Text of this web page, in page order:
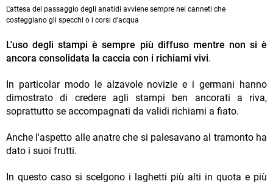
L'attesa del passaggio degli anatidi avviene sempre nei canneti che
costeggiano gli specchi o i corsi d'acqua
L'uso degli stampi è sempre più diffuso mentre non si è
ancora consolidata la caccia con i richiami vivi.
In particolar modo le alzavole novizie e i germani hanno
dimostrato di credere agli stampi ben ancorati a riva,
soprattutto se accompagnati da validi richiami a fiato.
Anche l'aspetto alle anatre che si palesavano al tramonto ha
dato i suoi frutti.
In questo caso si scelgono i laghetti più alti in quota e più